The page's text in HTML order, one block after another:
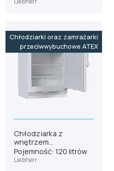
Chłodziarki oraz zamrażarki
przeciwwybuchowe ATEX
Chłodziarka z
wnętrzem
antyiskrowym Liebherr
SRUfg 1001
Pojemność: 120 litrów
Liebherr